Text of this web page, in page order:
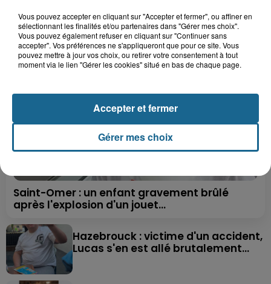
LE TOP DE L'ACTU
Saint-Omer : un enfant gravement brûlé
après l'explosion d'un jouet...
Hazebrouck : victime d'un accident,
Lucas s'en est allé brutalement...
Vous pouvez accepter en cliquant sur "Accepter et fermer", ou affiner en
sélectionnant les finalités et/ou partenaires dans "Gérer mes choix".
Vous pouvez également refuser en cliquant sur "Continuer sans
accepter". Vos préférences ne s'appliqueront que pour ce site. Vous
pouvez mettre à jour vos choix, ou retirer votre consentement à tout
moment via le lien "Gérer les cookies" situé en bas de chaque page.
Gérer mes choix
Accepter et fermer